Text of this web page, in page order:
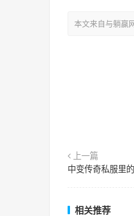
本文来自与躺赢
上一篇
中变传奇私服里
相关推荐